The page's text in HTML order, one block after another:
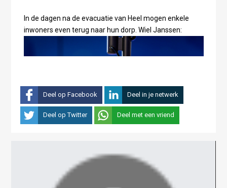
In de dagen na de evacuatie van Heel mogen enkele
inwoners even terug naar hun dorp. Wiel Janssen:
Deel op Facebook Deel in je netwerk
Deel op Twitter Deel met een vriend